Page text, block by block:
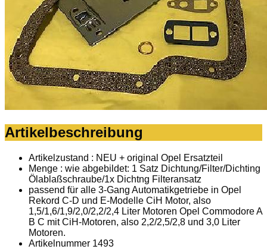
Artikelbeschreibung
Artikelzustand : NEU + original Opel Ersatzteil
Menge : wie abgebildet: 1 Satz Dichtung/Filter/Dichting
Ölablaßschraube/1x Dichtng Filteransatz
passend für alle 3-Gang Automatikgetriebe in Opel
Rekord C-D und E-Modelle CiH Motor, also
1,5/1,6/1,9/2,0/2,2/2,4 Liter Motoren Opel Commodore A
B C mit CiH-Motoren, also 2,2/2,5/2,8 und 3,0 Liter
Motoren.
Artikelnummer 1493